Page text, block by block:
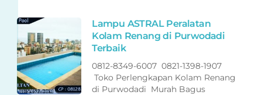
Lampu ASTRAL Peralatan
Kolam Renang di Purwodadi
Terbaik
0812-8349-6007 0821-1398-1907
Toko Perlengkapan Kolam Renang
di Purwodadi Murah Bagus